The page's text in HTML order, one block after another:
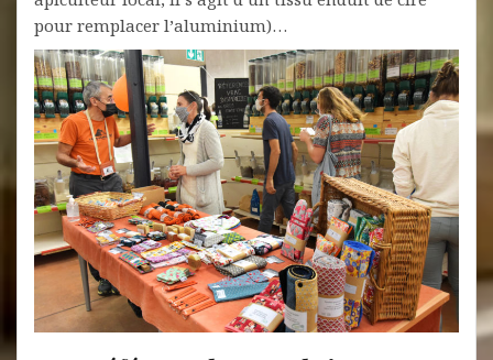
pour remplacer l’aluminium)…